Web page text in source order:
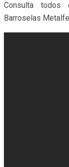
Consulta todos
Barroselas